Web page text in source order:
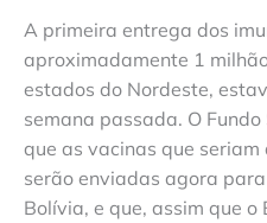
A primeira entrega dos
aproximadamente 1
estados do Nordeste,
semana passada. O
que as vacinas que
serão enviadas agora
Bolívia, e que, assim que